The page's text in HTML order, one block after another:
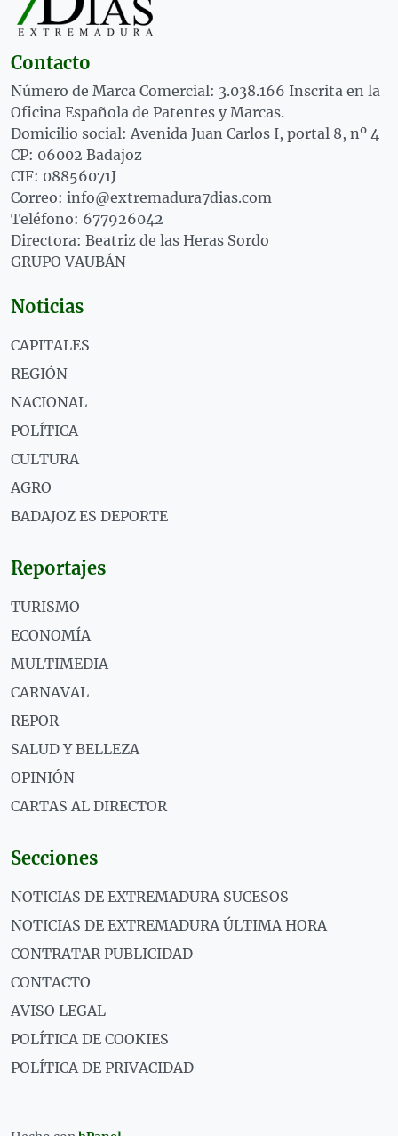
Contacto
Número de Marca Comercial: 3.038.166 Inscrita en la
Oficina Española de Patentes y Marcas.
Domicilio social: Avenida Juan Carlos I, portal 8, nº 4
CP: 06002 Badajoz
CIF: 08856071J
Correo: info@extremadura7dias.com
Teléfono: 677926042
Directora: Beatriz de las Heras Sordo
GRUPO VAUBÁN
Noticias
CAPITALES
REGIÓN
NACIONAL
POLÍTICA
CULTURA
AGRO
BADAJOZ ES DEPORTE
Reportajes
TURISMO
ECONOMÍA
MULTIMEDIA
CARNAVAL
REPOR
SALUD Y BELLEZA
OPINIÓN
CARTAS AL DIRECTOR
Secciones
NOTICIAS DE EXTREMADURA SUCESOS
NOTICIAS DE EXTREMADURA ÚLTIMA HORA
CONTRATAR PUBLICIDAD
CONTACTO
AVISO LEGAL
POLÍTICA DE COOKIES
POLÍTICA DE PRIVACIDAD